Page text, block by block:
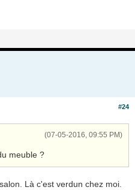
#24
(07-05-2016, 09:55 PM)
meuble ?
Là c'est verdun chez moi.